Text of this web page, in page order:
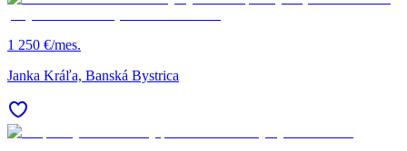
1 250 €/mes.
Janka Kráľa, Banská Bystrica